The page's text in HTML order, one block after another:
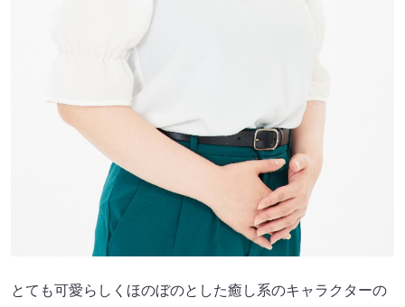
とても可愛らしくほのぼのとした癒し系のキャラクターの